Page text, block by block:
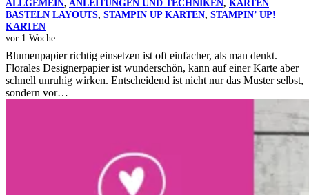
ALLGEMEIN, ANLEITUNGEN UND TECHNIKEN, KARTEN
BASTELN LAYOUTS, STAMPIN UP KARTEN, STAMPIN’ UP!
KARTEN
vor 1 Woche
Blumenpapier richtig einsetzen ist oft einfacher, als man denkt.
Florales Designerpapier ist wunderschön, kann auf einer Karte aber
schnell unruhig wirken. Entscheidend ist nicht nur das Muster selbst,
sondern vor…